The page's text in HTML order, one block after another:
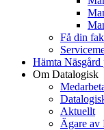
Få din
Hämta Näsgård
Om Datalogisk
Aktuellt
Ägare av